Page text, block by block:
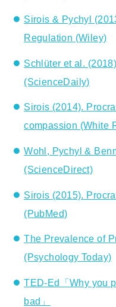
Sirois & Pychyl
Regulation (Wiley)
Schlüter et al.
(ScienceDaily)
Sirois (2014).
compassion (White
Wohl, Pychyl &
(ScienceDirect)
Sirois (2015).
(PubMed)
The Prevalence of
(Psychology Today)
TED-Ed「Why you
bad」